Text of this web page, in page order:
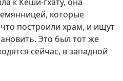
которые
построили храм, и ищут
Это был тот же
сейчас, в западной